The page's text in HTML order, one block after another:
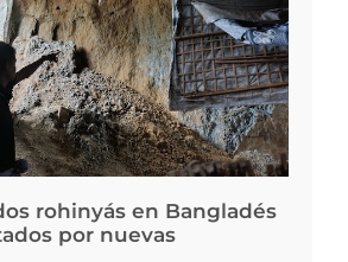
rohinyás en Bangladés
por nuevas